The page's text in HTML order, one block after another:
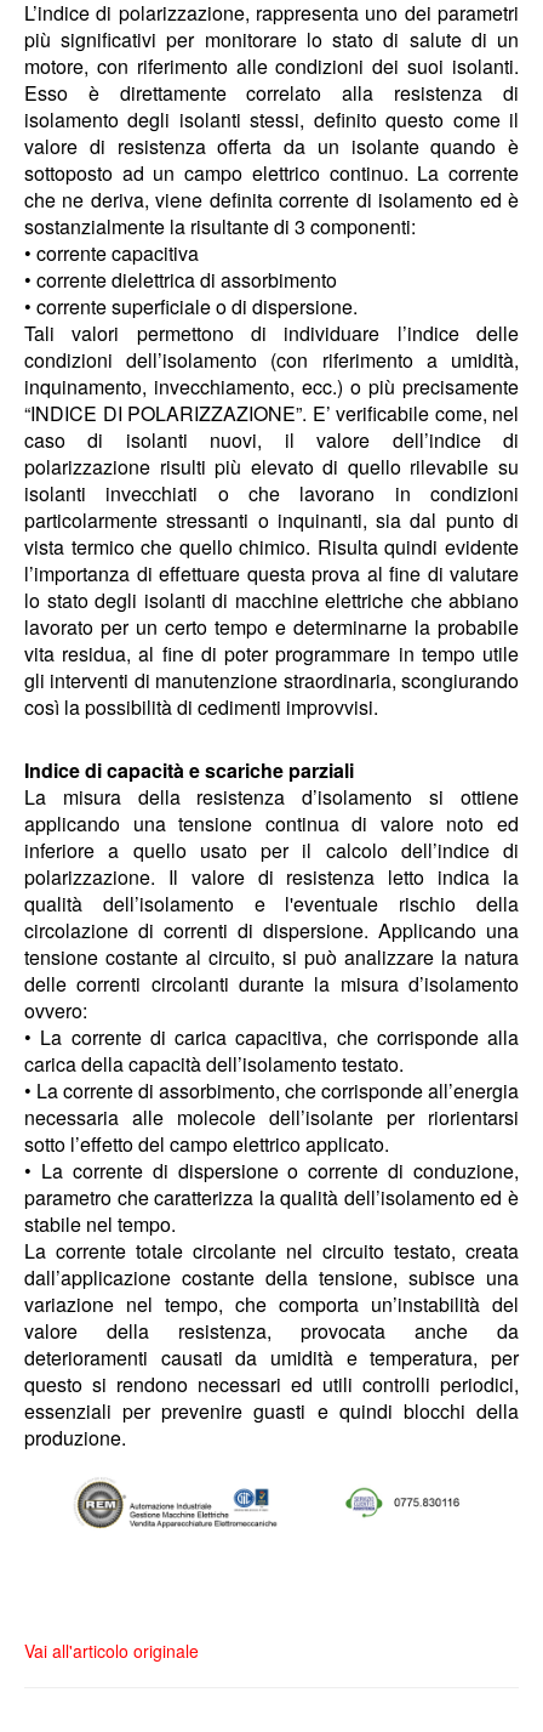
L’indice di polarizzazione, rappresenta uno dei parametri
più significativi per monitorare lo stato di salute di un
motore, con riferimento alle condizioni dei suoi isolanti.
Esso è direttamente correlato alla resistenza di
isolamento degli isolanti stessi, definito questo come il
valore di resistenza offerta da un isolante quando è
sottoposto ad un campo elettrico continuo. La corrente
che ne deriva, viene definita corrente di isolamento ed è
sostanzialmente la risultante di 3 componenti:
• corrente capacitiva
• corrente dielettrica di assorbimento
• corrente superficiale o di dispersione.
Tali valori permettono di individuare l’indice delle
condizioni dell’isolamento (con riferimento a umidità,
inquinamento, invecchiamento, ecc.) o più precisamente
“INDICE DI POLARIZZAZIONE”. E’ verificabile come, nel
caso di isolanti nuovi, il valore dell’indice di
polarizzazione risulti più elevato di quello rilevabile su
isolanti invecchiati o che lavorano in condizioni
particolarmente stressanti o inquinanti, sia dal punto di
vista termico che quello chimico. Risulta quindi evidente
l’importanza di effettuare questa prova al fine di valutare
lo stato degli isolanti di macchine elettriche che abbiano
lavorato per un certo tempo e determinarne la probabile
vita residua, al fine di poter programmare in tempo utile
gli interventi di manutenzione straordinaria, scongiurando
così la possibilità di cedimenti improvvisi.
Indice di capacità e scariche parziali
La misura della resistenza d’isolamento si ottiene
applicando una tensione continua di valore noto ed
inferiore a quello usato per il calcolo dell’indice di
polarizzazione. Il valore di resistenza letto indica la
qualità dell’isolamento e l'eventuale rischio della
circolazione di correnti di dispersione. Applicando una
tensione costante al circuito, si può analizzare la natura
delle correnti circolanti durante la misura d’isolamento
ovvero:
• La corrente di carica capacitiva, che corrisponde alla
carica della capacità dell’isolamento testato.
• La corrente di assorbimento, che corrisponde all’energia
necessaria alle molecole dell’isolante per riorientarsi
sotto l’effetto del campo elettrico applicato.
• La corrente di dispersione o corrente di conduzione,
parametro che caratterizza la qualità dell’isolamento ed è
stabile nel tempo.
La corrente totale circolante nel circuito testato, creata
dall’applicazione costante della tensione, subisce una
variazione nel tempo, che comporta un’instabilità del
valore della resistenza, provocata anche da
deterioramenti causati da umidità e temperatura, per
questo si rendono necessari ed utili controlli periodici,
essenziali per prevenire guasti e quindi blocchi della
produzione.
Vai all'articolo originale